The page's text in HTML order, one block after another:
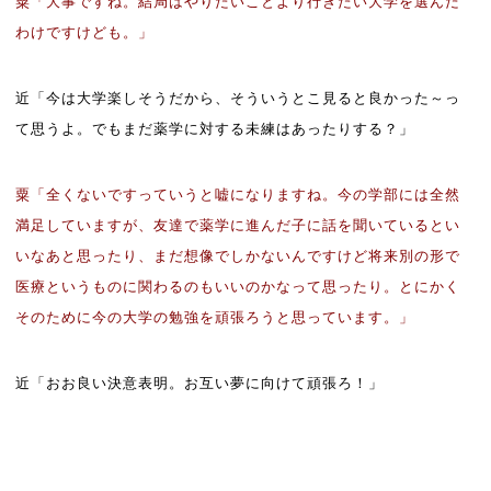
わけですけども。」
近「今は大学楽しそうだから、そういうとこ見ると良かった～っ
て思うよ。でもまだ薬学に対する未練はあったりする？」
粟「全くないですっていうと嘘になりますね。今の学部には全然
満足していますが、友達で薬学に進んだ子に話を聞いているとい
いなあと思ったり、まだ想像でしかないんですけど将来別の形で
医療というものに関わるのもいいのかなって思ったり。とにかく
そのために今の大学の勉強を頑張ろうと思っています。」
近「おお良い決意表明。お互い夢に向けて頑張ろ！」